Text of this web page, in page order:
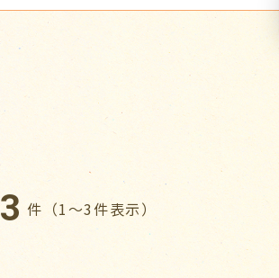
3 件（1〜3件表示）